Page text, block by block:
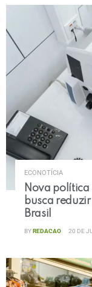
ECONOTÍCIA
Nova
busca
Brasil
BY REDACAO 20 DE